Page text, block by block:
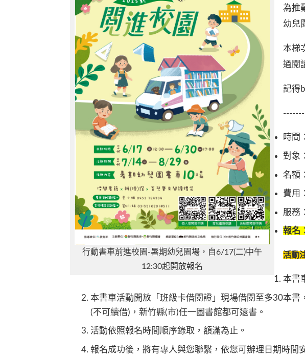
行動書車前進校園-暑期幼兒園場，自6/17(二)中午
12:30起開放報名
為推
幼兒
本梯
過閱
記得
時間
對象
名額
費用
服務
報名
活動
本書
本書車活動開放「班級卡借閱證」現場借閱至多30本書
(不可續借)，新竹縣(市)任一圖書館都可還書。
活動依照報名時間順序錄取，額滿為止。
報名成功後，將有專人與您聯繫，依您可辦理日期時間